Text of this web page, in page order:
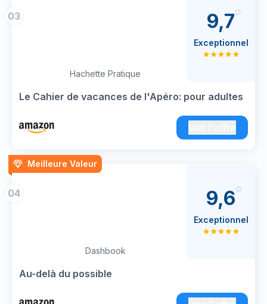
03
Hachette Pratique
Le Cahier de vacances de l'Apéro: pour adultes
9,7
Exceptionnel
Meilleure Valeur
04
Dashbook
Au-delà du possible
9,6
Exceptionnel